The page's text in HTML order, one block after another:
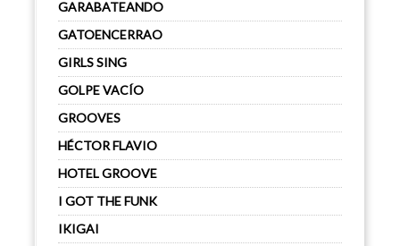
GARABATEANDO
GATOENCERRAO
GIRLS SING
GOLPE VACÍO
GROOVES
HÉCTOR FLAVIO
HOTEL GROOVE
I GOT THE FUNK
IKIGAI